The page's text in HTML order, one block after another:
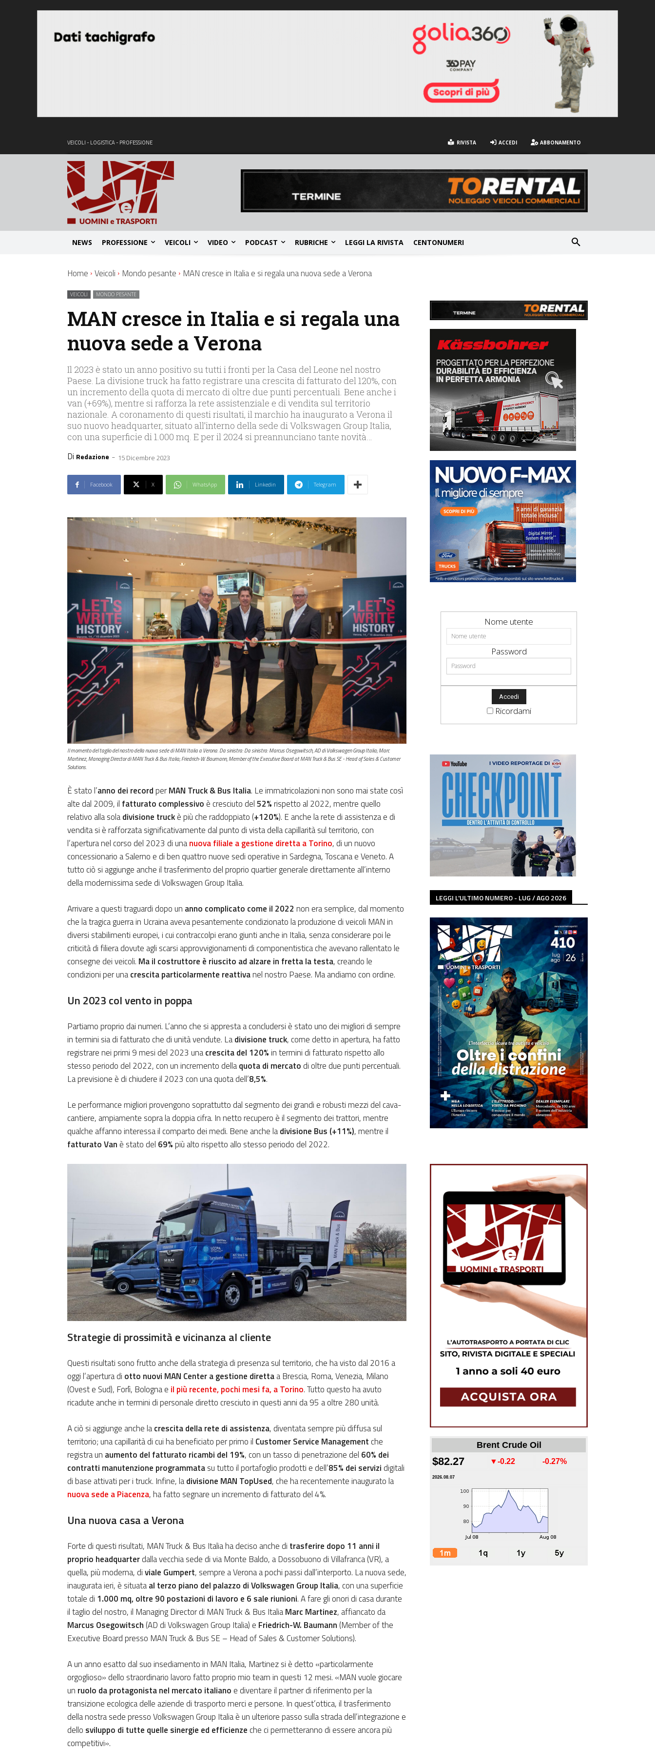
VEICOLI - LOGISTICA - PROFESSIONE RIVISTA ACCEDI ABBONAMENTO
NEWS PROFESSIONE VEICOLI VIDEO PODCAST RUBRICHE LEGGI LA RIVISTA CENTONUMERI
Home Veicoli Mondo pesante MAN cresce in Italia e si regala una nuova sede a Verona
VEICOLI MONDO PESANTE
MAN cresce in Italia e si regala una
nuova sede a Verona
Il 2023 è stato un anno positivo su tutti i fronti per la Casa del Leone nel nostro
Paese. La divisione truck ha fatto registrare una crescita di fatturato del 120%, con
un incremento della quota di mercato di oltre due punti percentuali. Bene anche i
van (+69%), mentre si rafforza la rete assistenziale e di vendita sul territorio
nazionale. A coronamento di questi risultati, il marchio ha inaugurato a Verona il
suo nuovo headquarter, situato all’interno della sede di Volkswagen Group Italia,
con una superficie di 1.000 mq. E per il 2024 si preannunciano tante novità…
Di Redazione - 15 Dicembre 2023
Facebook X WhatsApp Linkedin Telegram
Il momento del taglio del nastro della nuova sede di MAN Italia a Verona. Da sinistra: Da sinistra: Marcus Osegowitsch, AD di Volkswagen Group Italia; Marc
Martinez, Managing Director di MAN Truck & Bus Italia; Friedrich-W. Baumann, Member of the Executive Board at MAN Truck & Bus SE - Head of Sales & Customer
Solutions.
È stato l’anno dei recordperMAN Truck & Bus Italia. Le immatricolazioni non sono mai state così
alte dal 2009, il fatturato complessivo è cresciuto del52%rispetto al 2022, mentre quello
relativo alla soladivisione truckè più che raddoppiato (+120%). E anche la rete di assistenza e di
vendita si è rafforzata significativamente dal punto di vista della capillarità sul territorio, con
l’apertura nel corso del 2023 di unanuova filiale a gestione diretta a Torino, di un nuovo
concessionario a Salerno e di ben quattro nuove sedi operative in Sardegna, Toscana e Veneto. A
tutto ciò si aggiunge anche il trasferimento del proprio quartier generale direttamente all’interno
della modernissima sede di Volkswagen Group Italia.
Arrivare a questi traguardi dopo un anno complicato come il 2022 non era semplice, dal momento
che la tragica guerra in Ucraina aveva pesantemente condizionato la produzione di veicoli MAN in
diversi stabilimenti europei, i cui contraccolpi erano giunti anche in Italia, senza considerare poi le
criticità di filiera dovute agli scarsi approvvigionamenti di componentistica che avevano rallentato le
consegne dei veicoli. Ma il costruttore è riuscito ad alzare in fretta la testa, creando le
condizioni per unacrescita particolarmente reattivanel nostro Paese. Ma andiamo con ordine.
Un 2023 col vento in poppa
Partiamo proprio dai numeri. L’anno che si appresta a concludersi è stato uno dei migliori di sempre
in termini sia di fatturato che di unità vendute. Ladivisione truck, come detto in apertura, ha fatto
registrare nei primi 9 mesi del 2023 unacrescita del 120%in termini di fatturato rispetto allo
stesso periodo del 2022, con un incremento dellaquota di mercato di oltre due punti percentuali.
La previsione è di chiudere il 2023 con una quota dell’8,5%.
Le performance migliori provengono soprattutto dal segmento dei grandi e robusti mezzi del cava-
cantiere, ampiamente sopra la doppia cifra. In netto recupero è il segmento dei trattori, mentre
qualche affanno interessa il comparto dei medi. Bene anche ladivisione Bus (+11%), mentre il
fatturato Van è stato del 69%più alto rispetto allo stesso periodo del 2022.
Strategie di prossimità e vicinanza al cliente
Questi risultati sono frutto anche della strategia di presenza sul territorio, che ha visto dal 2016 a
oggi l’apertura di otto nuovi MAN Center a gestione direttaa Brescia, Roma, Venezia, Milano
(Ovest e Sud), Forlì, Bologna e il più recente, pochi mesi fa, a Torino. Tutto questo ha avuto
ricadute anche in termini di personale diretto cresciuto in questi anni da 95 a oltre 280 unità.
A ciò si aggiunge anche lacrescita della rete di assistenza, diventata sempre più diffusa sul
territorio; una capillarità di cui ha beneficiato per primo il Customer Service Management che
registra un aumento del fatturato ricambi del 19%, con un tasso di penetrazione del 60% dei
contratti manutenzione programmatasu tutto il portafoglio prodotti e dell’85% dei servizi digitali
di base attivati per i truck. Infine, ladivisione MAN TopUsed, che ha recentemente inaugurato la
nuova sede a Piacenza, ha fatto segnare un incremento di fatturato del 4%.
Una nuova casa a Verona
Forte di questi risultati, MAN Truck & Bus Italia ha deciso anche di trasferire dopo 11 anni il
proprio headquarterdalla vecchia sede di via Monte Baldo, a Dossobuono di Villafranca (VR), a
quella, più moderna, diviale Gumpert, sempre a Verona a pochi passi dall’interporto. La nuova sede,
inaugurata ieri, è situataal terzo piano del palazzo di Volkswagen Group Italia, con una superficie
totale di 1.000 mq, oltre 90 postazioni di lavoro e 6 sale riunioni. A fare gli onori di casa durante
il taglio del nostro, il Managing Director di MAN Truck & Bus ItaliaMarc Martinez, affiancato da
Marcus Osegowitsch (AD di Volkswagen Group Italia) e Friedrich-W. Baumann (Member of the
Executive Board presso MAN Truck & Bus SE – Head of Sales & Customer Solutions).
A un anno esatto dal suo insediamento in MAN Italia, Martinez si è detto «particolarmente
orgoglioso» dello straordinario lavoro fatto proprio mio team in questi 12 mesi. «MAN vuole giocare
un ruolo da protagonista nel mercato italiano e diventare il partner di riferimento per la
transizione ecologica delle aziende di trasporto merci e persone. In quest’ottica, il trasferimento
della nostra sede presso Volkswagen Group Italia è un ulteriore passo sulla strada dell’integrazione e
dello sviluppo di tutte quelle sinergie ed efficienze che ci permetteranno di essere ancora più
competitivi».
Nome utente
Password
Ricordami
LEGGI L'ULTIMO NUMERO - LUG / AGO 2026
Brent Crude Oil
$82.27 ▼-0.22 -0.27%
2026.08.07